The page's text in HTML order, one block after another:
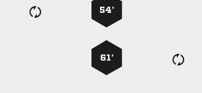
54’
61’